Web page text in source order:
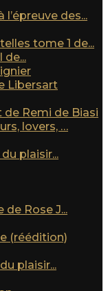
des...
tome 1 de...
de...
Libersart
de Remi de Biasi
lovers, …
plaisir...
Rose J...
(réédition)
plaisir...